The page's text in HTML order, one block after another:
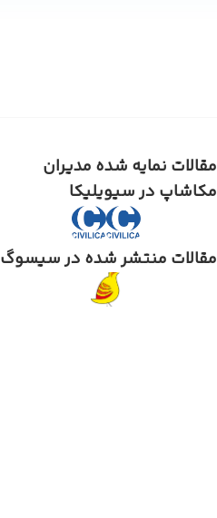
مقالات نمایه شده مدیران
مکاشاپ در سیویلیکا
مقالات منتشر شده در سیسوگ